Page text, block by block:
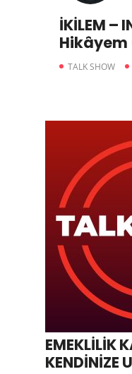
İKİLEM –
Hikâyem
TALK SHOW
EMEKLİLİK
KENDİNİZE